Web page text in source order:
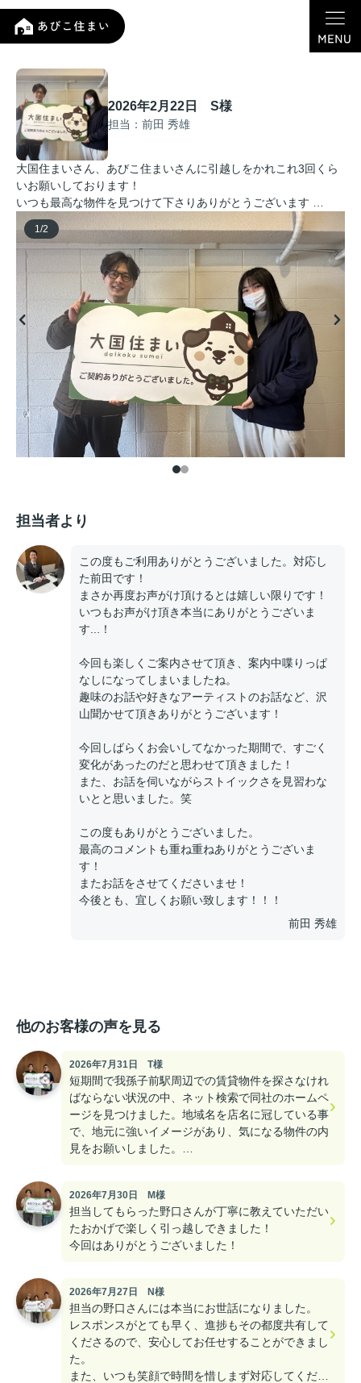
2026年2月22日 S様
担当：前田 秀雄
大国住まいさん、あびこ住まいさんに引越しをかれこれ3回くら
いお願いしております！
いつも最高な物件を見つけて下さりありがとうございます …
1 /2
担当者より
この度もご利用ありがとうございました。対応し
た前田です！
まさか再度お声がけ頂けるとは嬉しい限りです！
いつもお声がけ頂き本当にありがとうございま
す...！
今回も楽しくご案内させて頂き、案内中喋りっぱ
なしになってしまいましたね。
趣味のお話や好きなアーティストのお話など、沢
山聞かせて頂きありがとうございます！
今回しばらくお会いしてなかった期間で、すごく
変化があったのだと思わせて頂きました！
また、お話を伺いながらストイックさを見習わな
いとと思いました。笑
この度もありがとうございました。
最高のコメントも重ね重ねありがとうございま
す！
またお話をさせてくださいませ！
今後とも、宜しくお願い致します！！！
前田 秀雄
他のお客様の声を見る
2026年7月31日 T様
短期間で我孫子前駅周辺での賃貸物件を探さなけれ
ばならない状況の中、ネット検索で同社のホームペ
ージを見つけました。地域名を店名に冠している事
で、地元に強いイメージがあり、気になる物件の内
見をお願いしました。
前、不動産業界のイメージを覆す誠実なナイスガイ
でした。
予約日に合わせて、しっかりと条件に合う物件にあ
る程度の目星をつけていて下さり、物件探しもスム
私は日本生まれではありますが「外国籍」なため、
経験的に不動産の賃貸契約を断られるケースが多か
ったのですが、その点もキチンと把握されており、
契約上の瑕疵もなく、職場も近い築浅のキレイな物
件に巡り会う事が出来ました。
2026年7月30日 M様
担当してもらった野口さんが丁寧に教えていただい
たおかげで楽しく引っ越しできました！
今回はありがとうございました！
2026年7月27日 N様
担当の野口さんには本当にお世話になりました。
レスポンスがとても早く、進捗もその都度共有して
くださるので、安心してお任せすることができまし
た。
また、いつも笑顔で時間を惜しまず対応してくださ